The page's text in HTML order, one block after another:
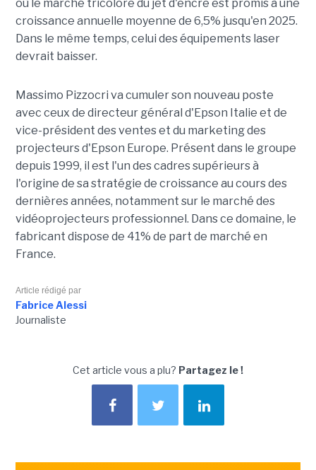
où le marché tricolore du jet d'encre est promis à une
croissance annuelle moyenne de 6,5% jusqu'en 2025.
Dans le même temps, celui des équipements laser
devrait baisser.
Massimo Pizzocri va cumuler son nouveau poste
avec ceux de directeur général d'Epson Italie et de
vice-président des ventes et du marketing des
projecteurs d'Epson Europe. Présent dans le groupe
depuis 1999, il est l'un des cadres supérieurs à
l'origine de sa stratégie de croissance au cours des
dernières années, notamment sur le marché des
vidéoprojecteurs professionnel. Dans ce domaine, le
fabricant dispose de 41% de part de marché en
France.
Article rédigé par
Fabrice Alessi
Journaliste
Cet article vous a plu? Partagez le !